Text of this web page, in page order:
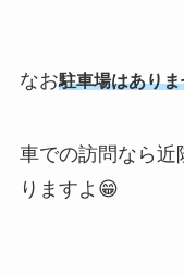
なお駐車場はあり
車での訪問なら近
りますよ😁